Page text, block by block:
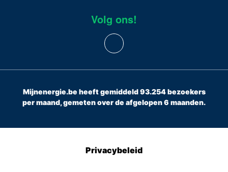
Volg ons!
Mijnenergie.be heeft gemiddeld 93.254 bezoekers
per maand, gemeten over de afgelopen 6 maanden.
Privacybeleid